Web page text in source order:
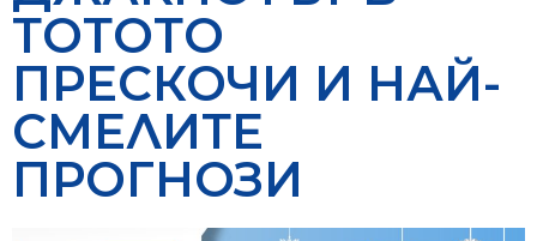
ТОТОТО
ПРЕСКОЧИ И НАЙ-
СМЕЛИТЕ
ПРОГНОЗИ